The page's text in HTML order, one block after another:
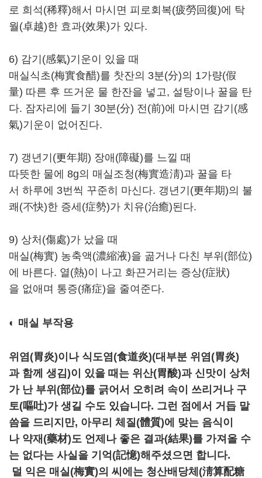
로 희석(稀釋)해서 마시면 피로회복(疲勞回復)에 탁
월(卓越)한 효과(效果)가 있다.
6) 감기(感氣)기운이 있을 때
매실식초(梅實食醋)를 찻잔의 3분(分)의 1가량(假
量) 따른 후 뜨거운 물 한잔을 넣고, 설탕이나 꿀을 탄
다. 잠자리에 들기 30분(分) 전(前)에 마시면 감기(感
氣)기운이 없어진다.
7) 갱년기(更年期) 장애(障礙)를 느낄 때
따뜻한 물에 8g의 매실조청(梅實造淸)과 꿀을 타
서 하루에 3번씩 꾸준히 마신다. 갱년기(更年期)의 불
쾌(不快)한 증세(症勢)가 치유(治癒)된다.
9) 상처(傷處)가 났을 때
매실(梅實) 농축액(濃縮液)을 곪거나 다친 부위(部位)
에 바른다. 열(熱)이 나고 화끈거리는 증상(症狀)
을 없애며 통증(痛症)을 줄여준다.
◐ 매실 부작용
위염(胃炎)이나 식도염(食道炎)(대부분 위염(胃炎)
과 함께 생김)이 있을 때는 위산(胃酸)과 신맛이 상처
가 난 부위(部位)를 긁어서 오히려 속이 쓰리거나 구
토(嘔吐)가 생길 수도 있습니다. 그런 점에서 거듭 말
씀을 드리지만, 아무리 체질(體質)에 맞는 음식이
나 약재(藥材)도 언제나 좋은 결과(結果)를 가져올 수
는 없다는 사실을 기억(記憶)해주셨으면 합니다.
덜 익은 매실(梅實)의 씨에는 청산배당체(淸算配糖